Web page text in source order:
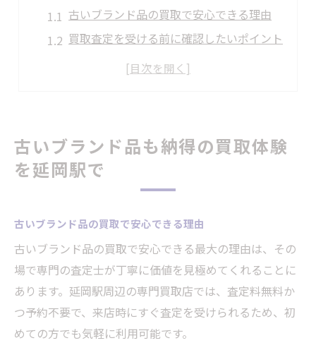
古いブランド品の買取で安心できる理由
買取査定を受ける前に確認したいポイント
専門買取店で古い品も高評価される背景
予約不要でその場査定！手軽に買取を実現
予約不要の買取サービスが人気の理由
その場査定で買取がスピーディに完了
待ち時間なしで買取査定を受ける方法
初めてでも安心な即日買取の流れ
壊れたブランドバッグも現金化できる秘訣
壊れたブランド品も買取可能な理由とは
買取で壊れたバッグに新たな価値を発見
古いブランド品も納得の買取体験
を延岡駅で
古いブランド品の買取で安心できる理由
古いブランド品の買取で安心できる最大の理由は、その
場で専門の査定士が丁寧に価値を見極めてくれることに
あります。延岡駅周辺の専門買取店では、査定料無料か
つ予約不要で、来店時にすぐ査定を受けられるため、初
めての方でも気軽に利用可能です。